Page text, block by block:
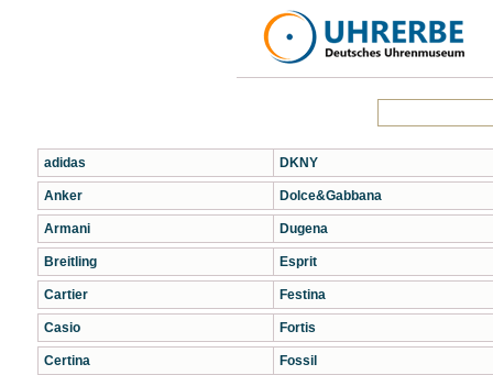
adidas
Anker
Armani
Breitling
Cartier
Casio
Certina
DKNY
Dolce&Gabbana
Dugena
Esprit
Festina
Fortis
Fossil